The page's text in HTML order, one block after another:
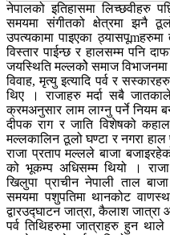
नेपालको इतिहासमा
समयमा संगीतको क्षेत्रमा झनै
उपत्यकामा पाइएका
विस्तार पाईन्छ र हालसम्म पनि
जयस्थिति मल्लकोे समाज विभाजनमा
विवाह, मृत्यु इत्यादि पर्व र
थिए । राजाहरु मर्दा सबै
क्रमअनुसार लाम लाग्नु पर्ने नियम
दीपक राग र जाति विशेषको
मल्लकालिन ठूलो घण्टा र नगरा हाल
राजा प्रताप मल्लले बाजा
को भूकम्प अधिसम्म थियो ।
खिलुपा प्राचीन नेपाली ताल
समयमा पशुपतिमा थानकोट
द्वारउद्घाटन जात्रा, कैलाश
पर्व तिथिहरुमा जात्राहरु हुन